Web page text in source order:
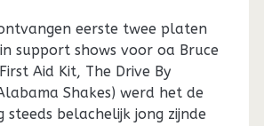
eerste twee platen
support shows voor oa Bruce
Aid Kit, The Drive By
Shakes) werd het de
steeds belachelijk jong zijnde